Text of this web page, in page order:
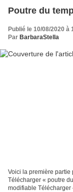
Poutre du
Publié le 10/08/2020 à
Par BarbaraStella
Voici la première partie
Télécharger « poutre
modifiable Télécharger